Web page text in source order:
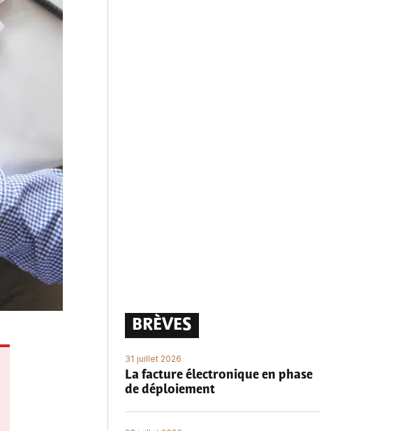
BRÈVES
31 juillet 2026
La facture électronique en phase
de déploiement